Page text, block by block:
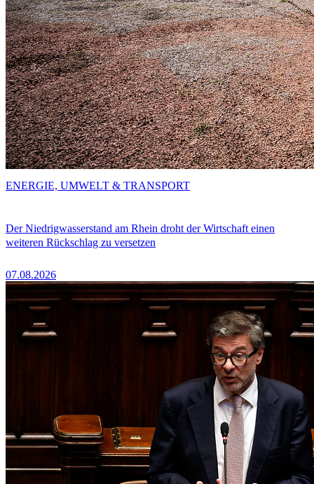
Der Niedrigwasserstand am Rhein droht der Wirtschaft einen
weiteren Rückschlag zu versetzen
07.08.2026
ENERGIE, UMWELT & TRANSPORT